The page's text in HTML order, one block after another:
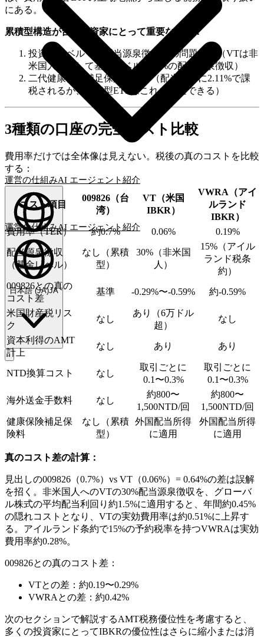
運営の仕組みAI エージェント紹介
日本語(JA)
運営の仕組みAI エージェント紹介
日本語(JA)JA
にある。
累積型構造が台湾投資家にとって重要な理由：
投資家レベルでの配当源泉徴収税の問題なし（VTは非
米国人に対して基金レベルで30%の配当源泉徴収）
二代健康保険補足保険料なし（配当所得に2.11%で課
税されるが、累積型ETFはこれを回避できる）
3種類の口座の完全コスト比較
費用率だけでは全体像は見えない。税後の真のコストを比較
する：
コスト項目
009826（台
湾）
VT（米国
IBKR）
VWRA（アイ
ルランド
IBKR）
費用率（TER）
約0.7% 0.06% 0.19%
配当源泉徴収
（基金レベル）
なし（累積
型）
30%（非米国
人）
15%（アイル
ランド税条
約）
009826との真の
コスト差
基準 -0.29%〜-0.59% 約-0.59%
米国財産税リス
ク
なし
あり（6万ドル
超）
なし
資本利得のAMT
計上
なし あり あり
NTD換算コスト なし
取引ごとに
0.1〜0.3%
取引ごとに
0.1〜0.3%
海外送金手数料 なし
約800〜
1,500NTD/回
約800〜
1,500NTD/回
健康保険補足保
険料
なし（累積
型）
外国配当所得
に適用
外国配当所得
に適用
真のコスト差の計算：
見出しの009826（0.7%）vs VT（0.06%）= 0.64%の差は誤解
を招く。非米国人へのVTの30%配当源泉徴収を、グローバ
ル株式の平均配当利回り約1.5%に適用すると、年間約0.45%
の隠れコストとなり、VTの実効費用率は約0.51%に上昇す
る。アイルランド条約で15%の予約税率を持つVWRAは実効
費用率約0.28%。
009826との真のコスト差：
VTとの差：約0.19〜0.29%
VWRAとの差：約0.42%
次のセクションで解説するAMT税務優位性を考慮すると、
多くの投資家にとってIBKRの優位性はさらに縮小または消